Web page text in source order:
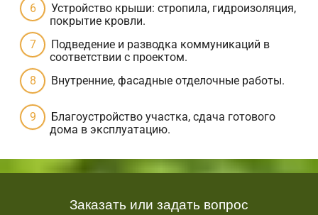
Устройство крыши: стропила, гидроизоляция,
покрытие кровли.
Подведение и разводка коммуникаций в
соответствии с проектом.
Внутренние, фасадные отделочные работы.
Благоустройство участка, сдача готового
дома в эксплуатацию.
Заказать или задать вопрос